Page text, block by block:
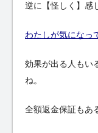
逆に【怪しく】感
わたしが気になっ
効果が出る人もい
ね。
全額返金保証もあ